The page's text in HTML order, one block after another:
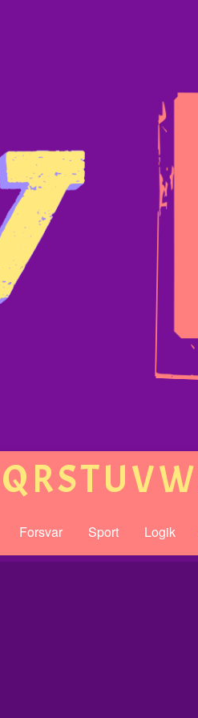
QRSTUVW
Forsvar Sport Logik